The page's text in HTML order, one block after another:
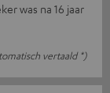
was na 16 jaar
vertaald *)